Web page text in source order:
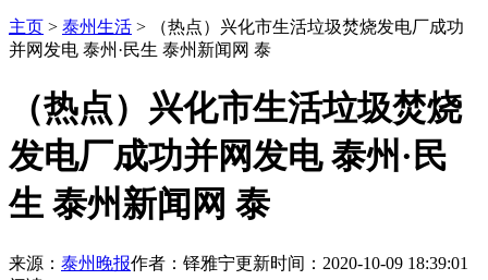
主页 > 泰州生活 > （热点）兴化市生活垃圾焚烧发电厂成功
并网发电 泰州·民生 泰州新闻网 泰
（热点）兴化市生活垃圾焚烧
发电厂成功并网发电 泰州·民
生 泰州新闻网 泰
来源： 泰州晚报作者：铎雅宁更新时间：2020-10-09 18:39:01